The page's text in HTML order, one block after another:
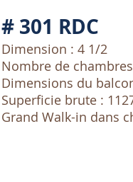
# 301 RDC
Dimension : 4 1/2
Nombre de
Dimensions du
Superficie brute :
Grand Walk-in dans